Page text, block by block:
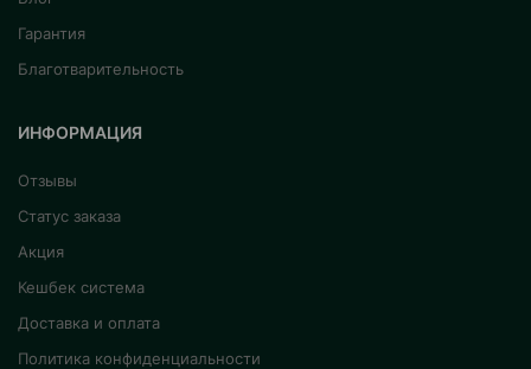
Гарантия
Благотварительность
ИНФОРМАЦИЯ
Отзывы
Статус заказа
Акция
Кешбек система
Доставка и оплата
Политика конфиденциальности